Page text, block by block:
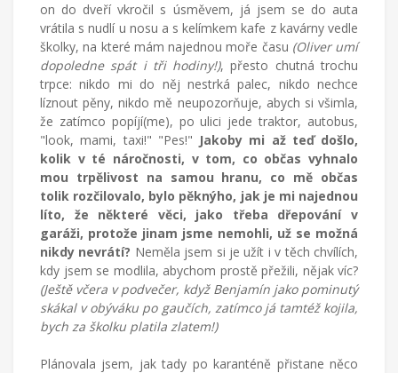
on do dveří vkročil s úsměvem, já jsem se do auta
vrátila s nudlí u nosu a s kelímkem kafe z kavárny vedle
školky, na které mám najednou moře času (Oliver umí
dopoledne spát i tři hodiny!), přesto chutná trochu
trpce: nikdo mi do něj nestrká palec, nikdo nechce
líznout pěny, nikdo mě neupozorňuje, abych si všimla,
že zatímco popíjí(me), po ulici jede traktor, autobus,
"look, mami, taxi!" "Pes!" Jakoby mi až teď došlo,
kolik v té náročnosti, v tom, co občas vyhnalo
mou trpělivost na samou hranu, co mě občas
tolik rozčilovalo, bylo pěknýho, jak je mi najednou
líto, že některé věci, jako třeba dřepování v
garáži, protože jinam jsme nemohli, už se možná
nikdy nevrátí? Neměla jsem si je užít i v těch chvílích,
kdy jsem se modlila, abychom prostě přežili, nějak víc?
(Ještě včera v podvečer, když Benjamín jako pominutý
skákal v obýváku po gaučích, zatímco já tamtéž kojila,
bych za školku platila zlatem!)
Plánovala jsem, jak tady po karanténě přistane něco